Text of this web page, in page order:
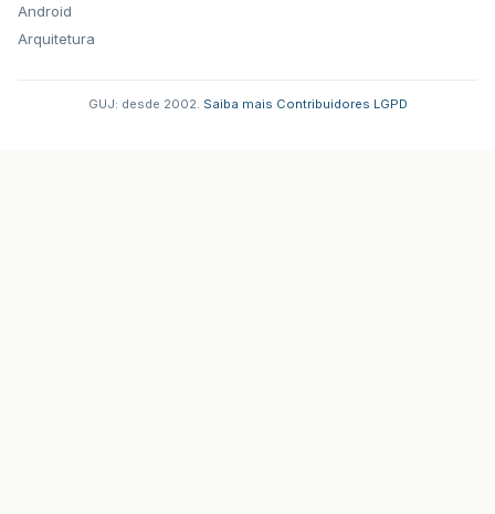
Android
Arquitetura
GUJ: desde 2002. Saiba mais Contribuidores LGPD